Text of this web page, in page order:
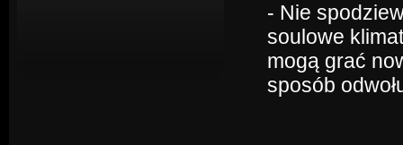
- Nie
soulowe
mogą grać
sposób